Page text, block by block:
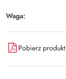
Waga:
Pobierz